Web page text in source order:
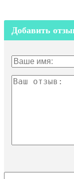
Добавить